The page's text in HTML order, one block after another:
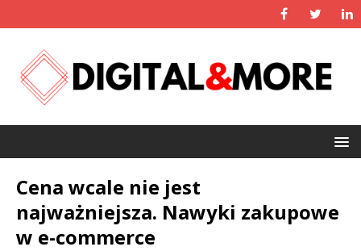
Cena wcale nie jest
najważniejsza. Nawyki zakupowe
w e-commerce